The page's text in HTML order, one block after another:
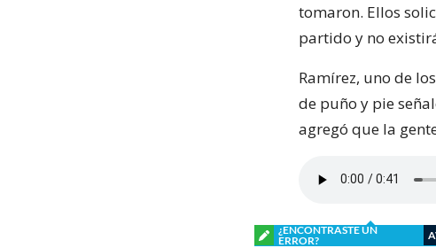
tomaron. Ellos
partido y no
Ramírez, uno de
de puño y pie
agregó que la
¿ENCONTRASTE UN
ERROR?